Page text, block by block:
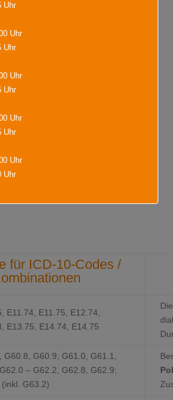
altsein.
ist möglich.
werden.
Ihrem Arzt.
für ICD-10-Codes /
E11.74, E11.75, E12.74,
E13.75, E14.74, E14.75
G60.8, G60.9; G61.0, G61.1,
– G62.2, G62.8, G62.9;
G63.2)
Uhr
Uhr
Uhr
Uhr
Uhr
Uhr
Uhr
Uhr
Uhr
sich in16 Sekunden